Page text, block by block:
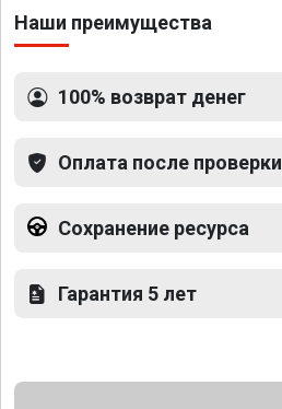
Наши преимущества
100% возврат денег
Оплата после проверки
Сохранение ресурса
Гарантия 5 лет